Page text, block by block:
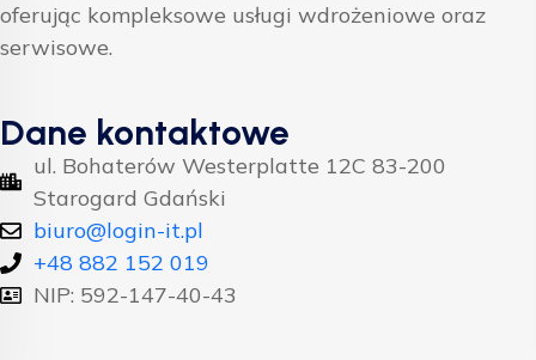
oferując kompleksowe usługi wdrożeniowe oraz
serwisowe.
Dane kontaktowe
ul. Bohaterów Westerplatte 12C 83-200
Starogard Gdański
biuro@login-it.pl
+48 882 152 019
NIP: 592-147-40-43